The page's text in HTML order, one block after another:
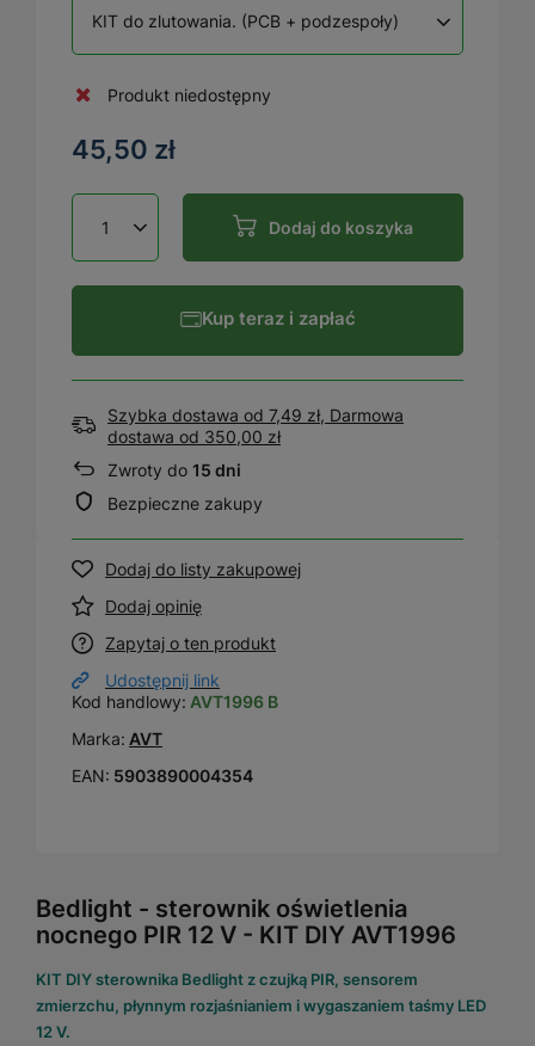
KIT do zlutowania. (PCB + podzespoły)
Produkt niedostępny
45,50 zł
Dodaj do koszyka
Kup teraz i zapłać
Szybka dostawa od 7,49 zł, Darmowa
dostawa od 350,00 zł
Zwroty do 15 dni
Bezpieczne zakupy
Dodaj do listy zakupowej
Dodaj opinię
Zapytaj o ten produkt
Udostępnij link
Kod handlowy: AVT1996 B
Marka: AVT
EAN: 5903890004354
Bedlight - sterownik oświetlenia
nocnego PIR 12 V - KIT DIY AVT1996
KIT DIY sterownika Bedlight z czujką PIR, sensorem
zmierzchu, płynnym rozjaśnianiem i wygaszaniem taśmy LED
12 V.